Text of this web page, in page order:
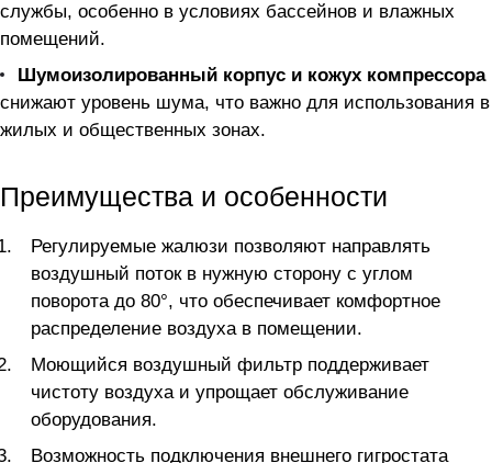
службы, особенно в условиях бассейнов и влажных
помещений.
Шумоизолированный корпус и кожух компрессора
снижают уровень шума, что важно для использования в
жилых и общественных зонах.
Преимущества и особенности
Регулируемые жалюзи позволяют направлять
воздушный поток в нужную сторону с углом
поворота до 80°, что обеспечивает комфортное
распределение воздуха в помещении.
Моющийся воздушный фильтр поддерживает
чистоту воздуха и упрощает обслуживание
оборудования.
Возможность подключения внешнего гигростата